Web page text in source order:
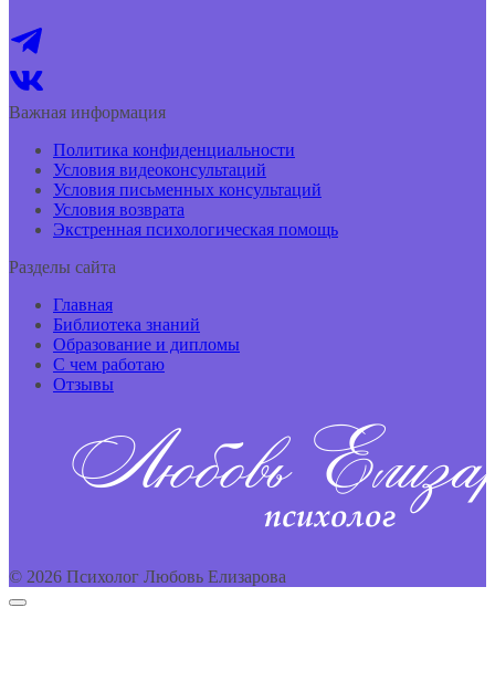
Важная информация
Политика конфиденциальности
Условия видеоконсультаций
Условия письменных консультаций
Условия возврата
Экстренная психологическая помощь
Разделы сайта
Главная
Библиотека знаний
Образование и дипломы
С чем работаю
Отзывы
© 2026 Психолог Любовь Елизарова